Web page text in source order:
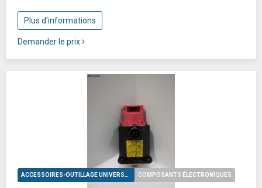
Plus d'informations
Demander le prix
ACCESSOIRES-OUTILLAGE UNIVERSELS COMPOSANTS ÉLECTRONIQUES